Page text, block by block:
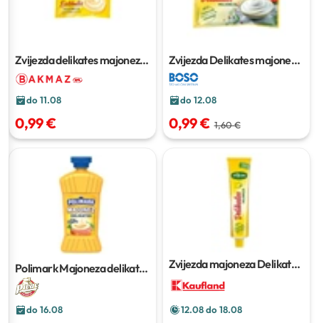
Zvijezda delikates majoneza
85 g
do 11.08
0,99 €
Zvijezda Delikates majoneza
85 g
do 12.08
0,99 € 1,60 €
Polimark Majoneza delikates
500ml
do 16.08
Zvijezda majoneza Delikates
85g ili 95g
12.08 do 18.08